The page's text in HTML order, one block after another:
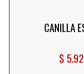
CANILLA
$